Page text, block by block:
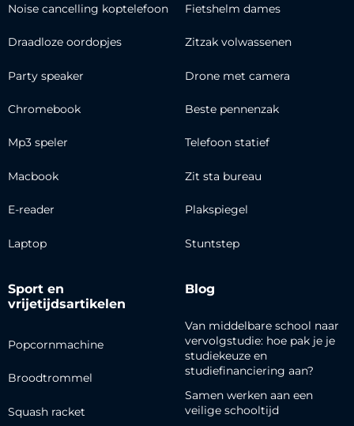
Noise cancelling koptelefoon
Draadloze oordopjes
Party speaker
Chromebook
Mp3 speler
Macbook
E-reader
Laptop
Fietshelm dames
Zitzak volwassenen
Drone met camera
Beste pennenzak
Telefoon statief
Zit sta bureau
Plakspiegel
Stuntstep
Sport en
vrijetijdsartikelen
Popcornmachine
Broodtrommel
Squash racket
Blog
Van middelbare school naar
vervolgstudie: hoe pak je je
studiekeuze en
studiefinanciering aan?
Samen werken aan een
veilige schooltijd